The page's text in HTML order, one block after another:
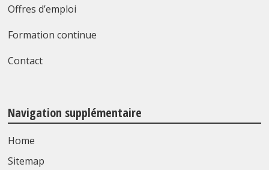
Offres d’emploi
Formation continue
Contact
Navigation supplémentaire
Home
Sitemap